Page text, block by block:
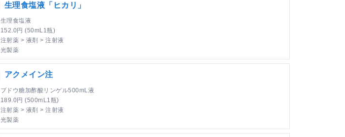
生理食塩液「ヒカリ」
生理食塩液
152.0円 (50mL1瓶)
注射薬 > 液剤 > 注射液
光製薬
アクメイン注
ブドウ糖加酢酸リンゲル500mL液
189.0円 (500mL1瓶)
注射薬 > 液剤 > 注射液
光製薬